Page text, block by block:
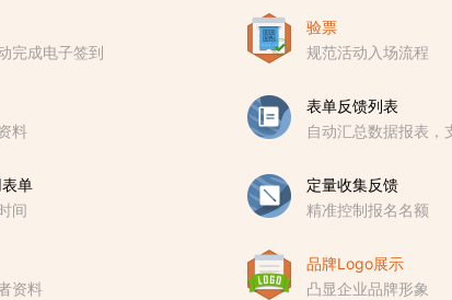
完成电子签到
验票
规范活动入场流程
料
表单反馈列表
自动汇总数据报表，
单
间
定量收集反馈
精准控制报名名额
资料
品牌Logo展示
凸显企业品牌形象